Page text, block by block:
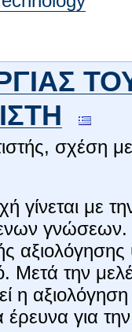
σχέση
γίνεται με
αξιολόγησης
Μετά την
η
έρευνα για